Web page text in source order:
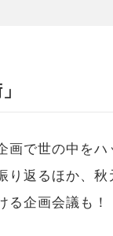
画で世の中を
返るほか、秋
る企画会議も！